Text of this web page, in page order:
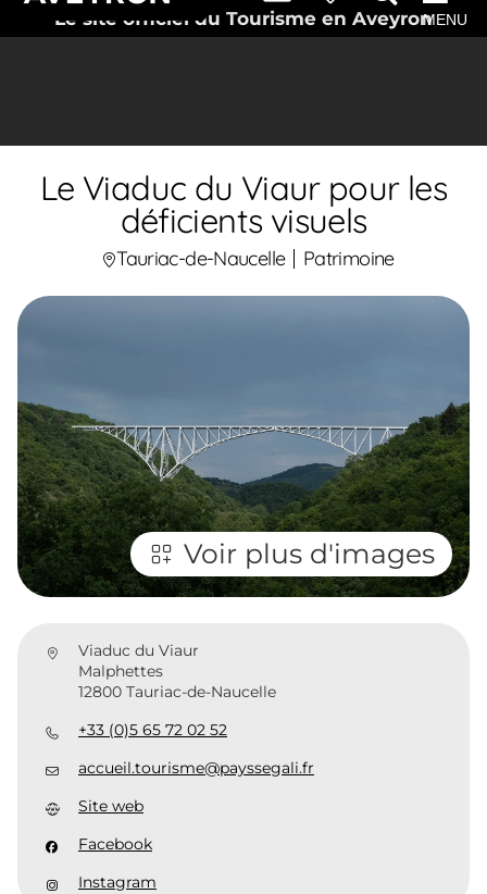
Le site officiel du Tourisme en AveyronMENU
Le Viaduc du Viaur pour les
déficients visuels
Tauriac-de-Naucelle Patrimoine
Voir plus d'images
Viaduc du Viaur
Malphettes
12800 Tauriac-de-Naucelle
+33 (0)5 65 72 02 52
accueil.tourisme@payssegali.fr
Site web
Facebook
Instagram